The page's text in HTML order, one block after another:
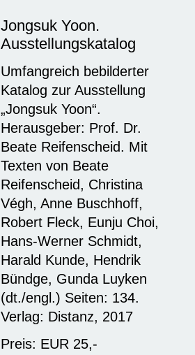
Jongsuk Yoon.
Ausstellungskatalog
Umfangreich bebilderter
Katalog zur Ausstellung
„Jongsuk Yoon“.
Herausgeber: Prof. Dr.
Beate Reifenscheid. Mit
Texten von Beate
Reifenscheid, Christina
Végh, Anne Buschhoff,
Robert Fleck, Eunju Choi,
Hans-Werner Schmidt,
Harald Kunde, Hendrik
Bündge, Gunda Luyken
(dt./engl.) Seiten: 134.
Verlag: Distanz, 2017
Preis: EUR 25,-